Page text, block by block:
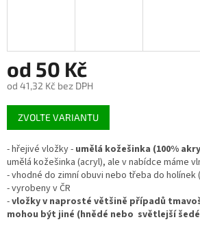
od 50 Kč
od 41,32 Kč bez DPH
Měrná
cena:
ZVOLTE VARIANTU
- hřejivé vložky - umělá kožešinka (100%
umělá kožešinka (acryl), ale v nabídce máme
- vhodné do zimní obuvi nebo třeba do holínek
- vyrobeny v ČR
-vložky v naprosté většině případů
mohou být jiné (hnědé nebo světlejší